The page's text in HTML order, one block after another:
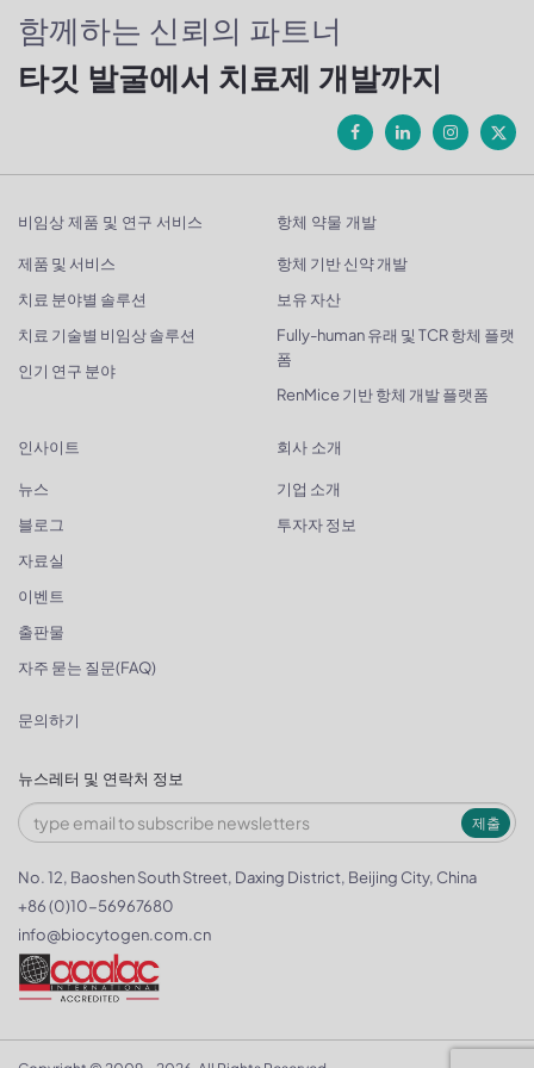
함께하는 신뢰의 파트너
타깃 발굴에서 치료제 개발까지
비임상 제품 및 연구 서비스
제품 및 서비스
치료 분야별 솔루션
치료 기술별 비임상 솔루션
인기 연구 분야
항체 약물 개발
항체 기반 신약 개발
보유 자산
Fully-human 유래 및 TCR 항체 플랫
폼
RenMice 기반 항체 개발 플랫폼
인사이트
뉴스
블로그
자료실
이벤트
출판물
자주 묻는 질문(FAQ)
회사 소개
기업 소개
투자자 정보
문의하기
뉴스레터 및 연락처 정보
제출
No. 12, Baoshen South Street, Daxing District, Beijing City, China
+86 (0)10-56967680
info@biocytogen.com.cn